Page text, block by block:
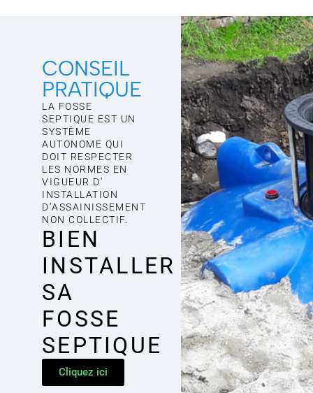
CONSEIL
PRATIQUE
LA FOSSE
SEPTIQUE EST UN
SYSTÈME
AUTONOME QUI
DOIT RESPECTER
LES NORMES EN
VIGUEUR D'
INSTALLATION
D’ASSAINISSEMENT
NON COLLECTIF.
BIEN
INSTALLER
SA
FOSSE
SEPTIQUE
Cliquez ici